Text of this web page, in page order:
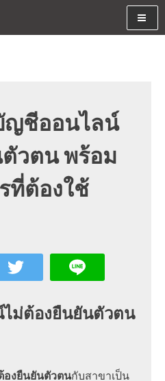
ไฟแนนซ์ด้วย
ญชีออนไลน์
วตน พร้อม
ที่ต้องใช้
ม่ต้องยืนยันตัวตน
องยืนยันตัวตนกับสาขาเป็น